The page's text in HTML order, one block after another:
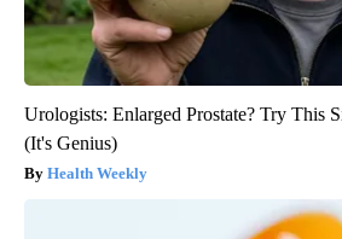
Urologists: Enlarged Prostate? Try This
(It's Genius)
Health Weekly